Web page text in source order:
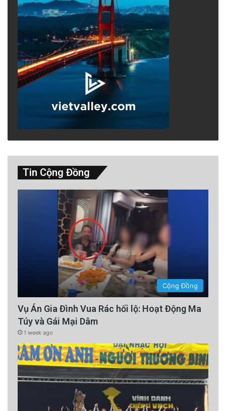
Tin Cộng Đồng
Cộng Đồng
Vụ Án Gia Đình Vua Rác hối lộ: Hoạt Động Ma
Túy và Gái Mại Dâm
1 week ago